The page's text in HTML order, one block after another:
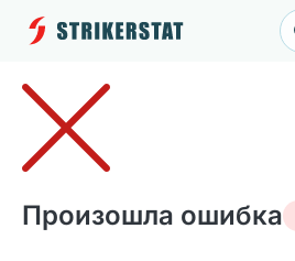
Произошла ошибка